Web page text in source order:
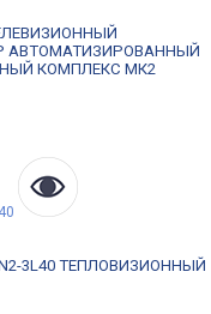
АВТОМАТИЗИРОВАННЫЙ
КОМПЛЕКС МК2
3L40 ТЕПЛОВИЗИОННЫЙ